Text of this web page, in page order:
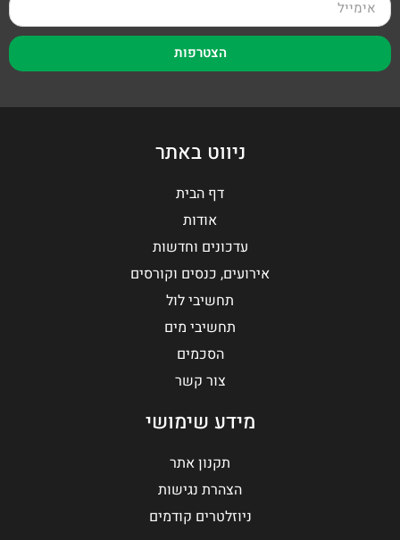
הצטרפות
ניווט באתר
דף הבית
אודות
עדכונים וחדשות
אירועים, כנסים וקורסים
תחשיבי לול
תחשיבי מים
הסכמים
צור קשר
מידע שימושי
תקנון אתר
הצהרת נגישות
ניוזלטרים קודמים